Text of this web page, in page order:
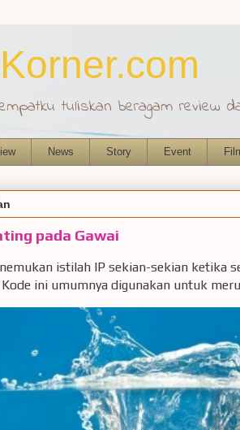
tuliskan beragam review
News Story Event
pada Gawai
istilah IP sekian-sekian ketika
ini umumnya digunakan untuk